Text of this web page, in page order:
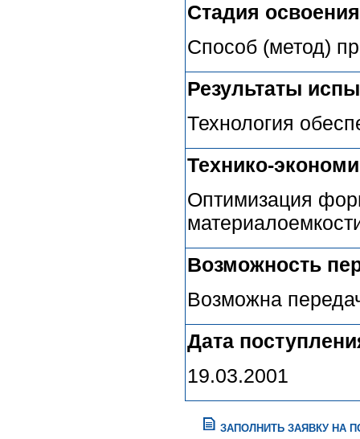
Стадия освоения
Способ (метод)
Результаты
Технология
Технико-
Оптимизация
Возможность
Возможна
Дата
19.03.2001
ЗАПОЛНИТЬ ЗАЯВКУ НА